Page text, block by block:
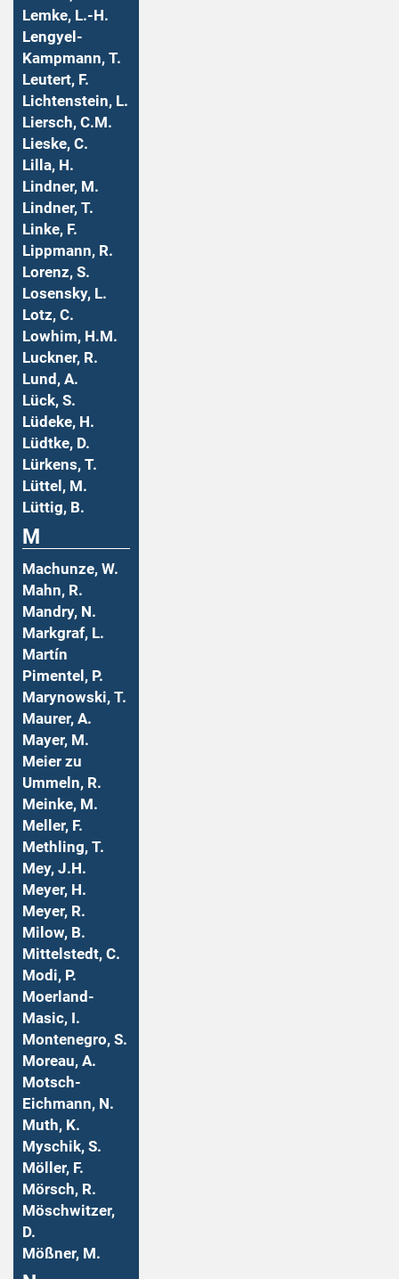
Lemke, L.-H.
Lengyel-
Kampmann, T.
Leutert, F.
Lichtenstein, L.
Liersch, C.M.
Lieske, C.
Lilla, H.
Lindner, M.
Lindner, T.
Linke, F.
Lippmann, R.
Lorenz, S.
Losensky, L.
Lotz, C.
Lowhim, H.M.
Luckner, R.
Lund, A.
Lück, S.
Lüdeke, H.
Lüdtke, D.
Lürkens, T.
Lüttel, M.
Lüttig, B.
M
Machunze, W.
Mahn, R.
Mandry, N.
Markgraf, L.
Martín
Pimentel, P.
Marynowski, T.
Maurer, A.
Mayer, M.
Meier zu
Ummeln, R.
Meinke, M.
Meller, F.
Methling, T.
Mey, J.H.
Meyer, H.
Meyer, R.
Milow, B.
Mittelstedt, C.
Modi, P.
Moerland-
Masic, I.
Montenegro, S.
Moreau, A.
Motsch-
Eichmann, N.
Muth, K.
Myschik, S.
Möller, F.
Mörsch, R.
Möschwitzer,
D.
Mößner, M.